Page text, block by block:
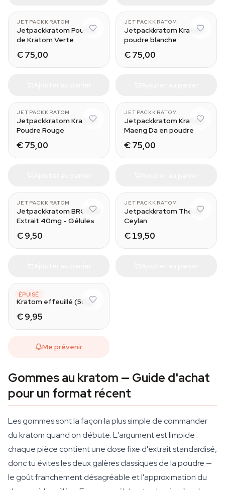
JETPACKKRATOM
Jetpackkratom Poudre
de Kratom Verte
€ 75,00
JETPACKKRATOM
Jetpackkratom Kratom
poudre blanche
€ 75,00
JETPACKKRATOM
Jetpackkratom Kratom
Poudre Rouge
€ 75,00
JETPACKKRATOM
Jetpackkratom Kratom
Maeng Da en poudre
€ 75,00
JETPACKKRATOM
Jetpackkratom BRONZE
Extrait 40mg - Gélules
€ 9,50
JETPACKKRATOM
Jetpackkratom Thé de
Ceylan
€ 19,50
ÉPUISÉ
AZARIUS
Kratom effeuillé (50g)
€ 9,95
Me prévenir
Gommes au kratom — Guide d'achat
pour un format récent
Les gommes sont la façon la plus simple de commander
du kratom quand on débute. L'argument est limpide :
chaque pièce contient une dose fixe d'extrait standardisé,
donc tu évites les deux galères classiques de la poudre —
le goût franchement désagréable et l'approximation du